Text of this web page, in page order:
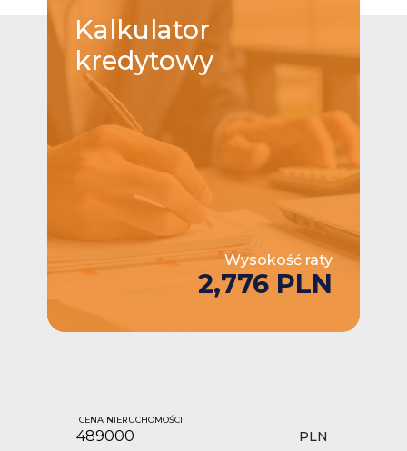
Kalkulator
kredytowy
Wysokość raty
2,776 PLN
CENA NIERUCHOMOŚCI
PLN